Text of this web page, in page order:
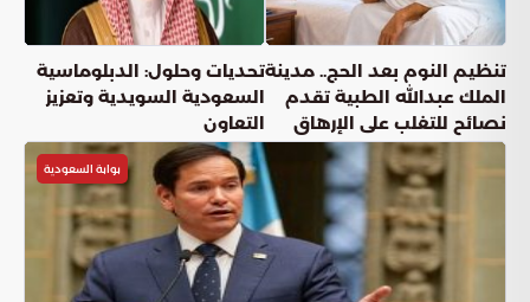
تنظيم النوم بعد الحج.. مدينة
الملك عبدالله الطبية تقدم
نصائح للتغلب على الإرهاق
تحديات وحلول: الدبلوماسية
السعودية السويدية وتعزيز
التعاون
بوابة السعودية